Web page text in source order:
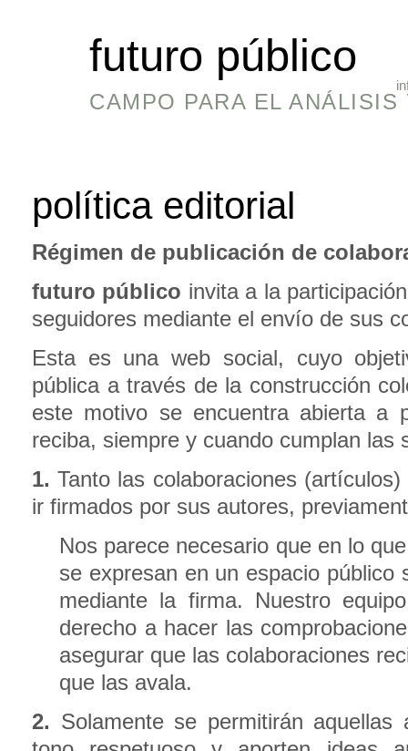
futuro público
CAMPO PARA EL
política editorial
Régimen de publicación de
futuro público invita a la
seguidores mediante el envío de sus
Esta es una web social, cuyo
pública a través de la construcción
este motivo se encuentra abierta a
reciba, siempre y cuando cumplan las
1.Tanto las colaboraciones
ir firmados por sus autores,
Nos parece necesario que en lo
se expresan en un espacio público
mediante la firma. Nuestro
derecho a hacer las
asegurar que las colaboraciones
que las avala.
2. Solamente se permitirán aquellas